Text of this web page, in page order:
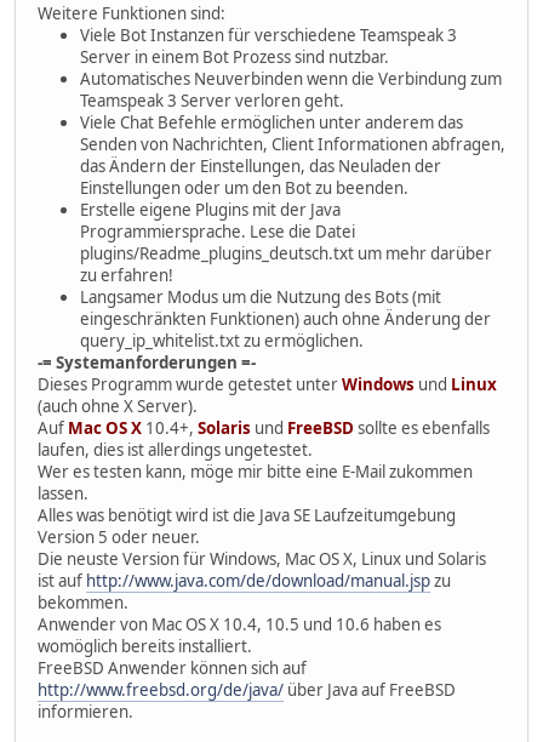
Weitere Funktionen sind:
Viele Bot Instanzen für verschiedene Teamspeak 3
Server in einem Bot Prozess sind nutzbar.
Automatisches Neuverbinden wenn die Verbindung zum
Teamspeak 3 Server verloren geht.
Viele Chat Befehle ermöglichen unter anderem das
Senden von Nachrichten, Client Informationen abfragen,
das Ändern der Einstellungen, das Neuladen der
Einstellungen oder um den Bot zu beenden.
Erstelle eigene Plugins mit der Java
Programmiersprache. Lese die Datei
plugins/Readme_plugins_deutsch.txt um mehr darüber
zu erfahren!
Langsamer Modus um die Nutzung des Bots (mit
eingeschränkten Funktionen) auch ohne Änderung der
query_ip_whitelist.txt zu ermöglichen.
-= Systemanforderungen =-
Dieses Programm wurde getestet unterWindows und Linux
(auch ohne X Server).
Auf Mac OS X 10.4+, Solaris und FreeBSD sollte es ebenfalls
laufen, dies ist allerdings ungetestet.
Wer es testen kann, möge mir bitte eine E-Mail zukommen
lassen.
Alles was benötigt wird ist die Java SE Laufzeitumgebung
Version 5 oder neuer.
Die neuste Version für Windows, Mac OS X, Linux und Solaris
ist auf http://www.java.com/de/download/manual.jspzu
bekommen.
Anwender von Mac OS X 10.4, 10.5 und 10.6 haben es
womöglich bereits installiert.
FreeBSD Anwender können sich auf
http://www.freebsd.org/de/java/ über Java auf FreeBSD
informieren.